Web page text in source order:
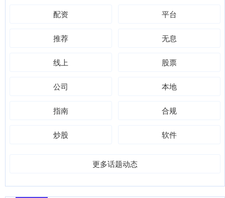
配资 平台
推荐 无息
线上 股票
公司 本地
指南 合规
炒股 软件
更多话题动态